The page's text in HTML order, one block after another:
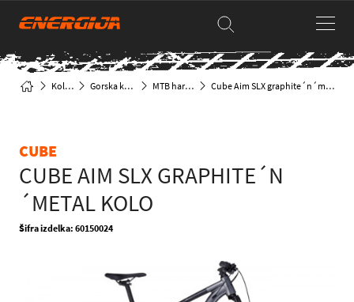
Kolesa Gorska kolesa MTB hardtail Cube Aim SLX graphite´n´metal kolo
CUBE
CUBE AIM SLX GRAPHITE´N
´METAL KOLO
Šifra izdelka: 60150024